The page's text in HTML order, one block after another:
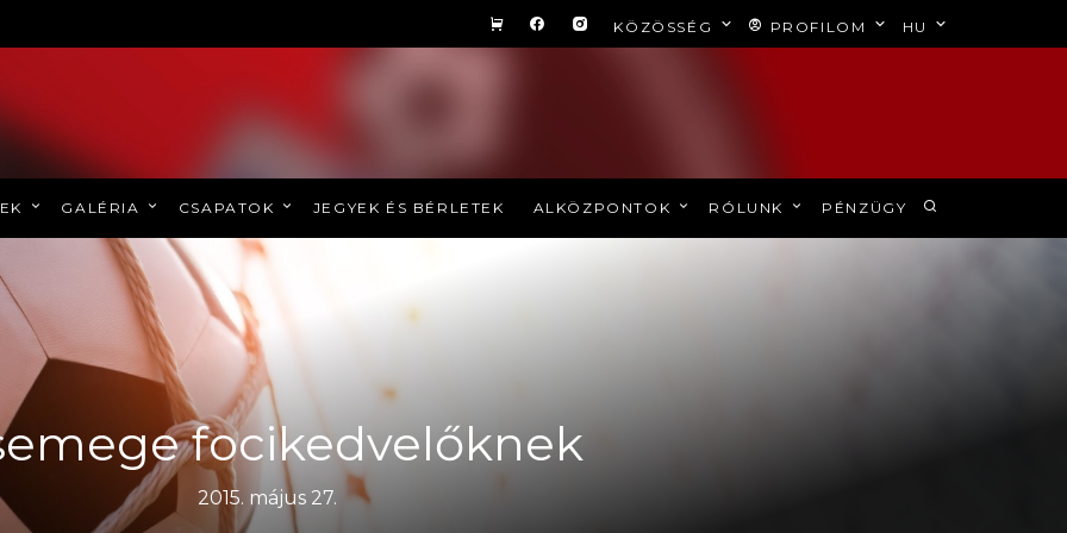
KÖZÖSSÉG PROFILOM HU
GALÉRIA CSAPATOK JEGYEK ÉS BÉRLETEK ALKÖZPONTOK RÓLUNK PÉNZÜGY
focikedvelőknek
2015. május 27.